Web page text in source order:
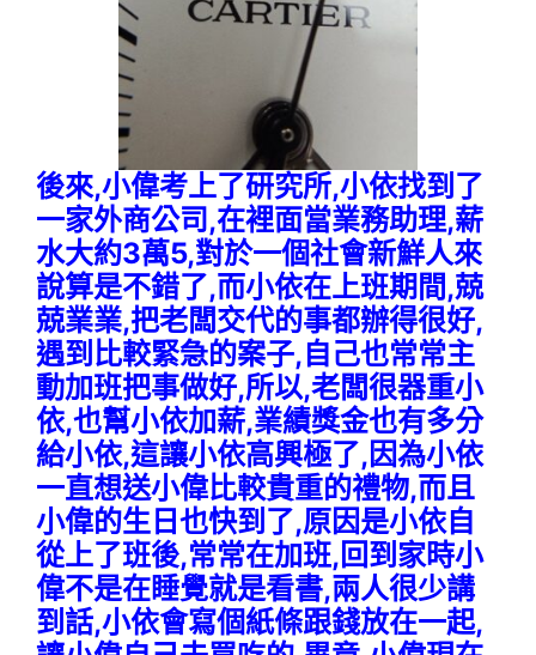
後來,小偉考上了研究所,小依找到了
一家外商公司,在裡面當業務助理,薪
水大約3萬5,對於一個社會新鮮人來
說算是不錯了,而小依在上班期間,兢
兢業業,把老闆交代的事都辦得很好,
遇到比較緊急的案子,自己也常常主
動加班把事做好,所以,老闆很器重小
依,也幫小依加薪,業績獎金也有多分
給小依,這讓小依高興極了,因為小依
一直想送小偉比較貴重的禮物,而且
小偉的生日也快到了,原因是小依自
從上了班後,常常在加班,回到家時小
偉不是在睡覺就是看書,兩人很少講
到話,小依會寫個紙條跟錢放在一起,